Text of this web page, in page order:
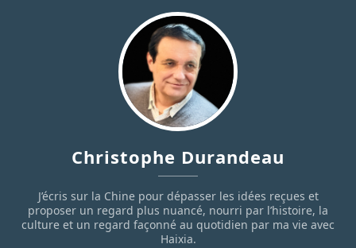
Christophe Durandeau
J’écris sur la Chine pour dépasser les idées reçues et
proposer un regard plus nuancé, nourri par l’histoire, la
culture et un regard façonné au quotidien par ma vie avec
Haixia.